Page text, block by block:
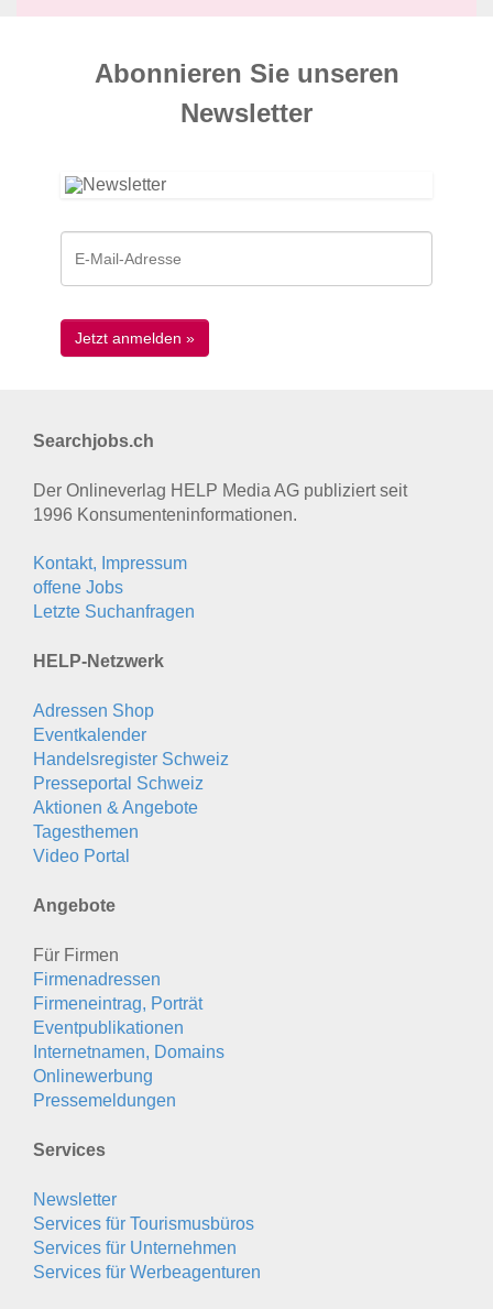
Abonnieren Sie unseren
News­letter
Searchjobs.ch
Der Onlineverlag HELP Media AG publiziert seit
1996 Konsumenten­informationen.
Kontakt, Impressum
offene Jobs
Letzte Suchanfragen
HELP-Netzwerk
Adressen Shop
Eventkalender
Handelsregister Schweiz
Presseportal Schweiz
Aktionen & Angebote
Tagesthemen
Video Portal
Angebote
Für Firmen
Firmenadressen
Firmeneintrag, Porträt
Eventpublikationen
Internetnamen, Domains
Onlinewerbung
Pressemeldungen
Services
Newsletter
Services für Tourismusbüros
Services für Unternehmen
Services für Werbeagenturen